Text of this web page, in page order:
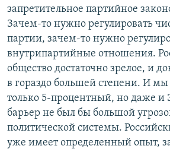
запретительное партийное
Зачем-то нужно регулировать
партии, зачем-то нужно
внутрипартийные отношения.
общество достаточно зрелое, и
в гораздо большей степени. И мы
только 5-процентный, но даже и
барьер не был бы большой
политической системы.
уже имеет определенный опыт,